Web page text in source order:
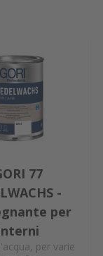
77
-
per
per varie